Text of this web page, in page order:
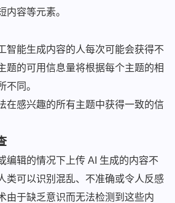
内容等元素。
智能生成内容的人每次可能会获得不
题的可用信息量将根据每个主题的相
不同。
在感兴趣的所有主题中获得一致的信
编辑的情况下上传 AI 生成的内容不
类可以识别混乱、不准确或令人反感
由于缺乏意识而无法检测到这些内